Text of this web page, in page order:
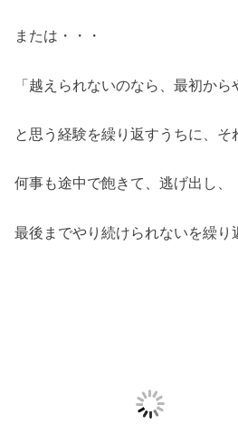
または・・・
「越えられないのなら、最初から
と思う経験を繰り返すうちに、そ
何事も途中で飽きて、逃げ出し、
最後までやり続けられないを繰り